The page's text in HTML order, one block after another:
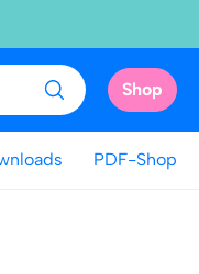
Shop
PDF-Shop